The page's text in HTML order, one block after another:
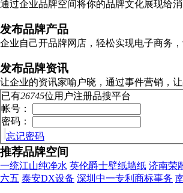
通过企业品牌空间将你的品牌文化展现给
发布品牌产品
企业自己开品牌网店，轻松实现电子商务，
发布品牌资讯
让企业的资讯家喻户晓，通过事件营销，让
已有26745位用户注册品搜平台
帐号：
密码：
忘记密码
推荐品牌空间
一统江山纯净水 英伦爵士壁纸墙纸 济南荣
六五 泰安DX设备 深圳中一专利商标事务